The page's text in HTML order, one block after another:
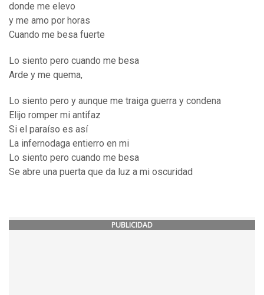
donde me elevo
y me amo por horas
Cuando me besa fuerte
Lo siento pero cuando me besa
Arde y me quema,
Lo siento pero y aunque me traiga guerra y condena
Elijo romper mi antifaz
Si el paraíso es así
La infernodaga entierro en mi
Lo siento pero cuando me besa
Se abre una puerta que da luz a mi oscuridad
PUBLICIDAD